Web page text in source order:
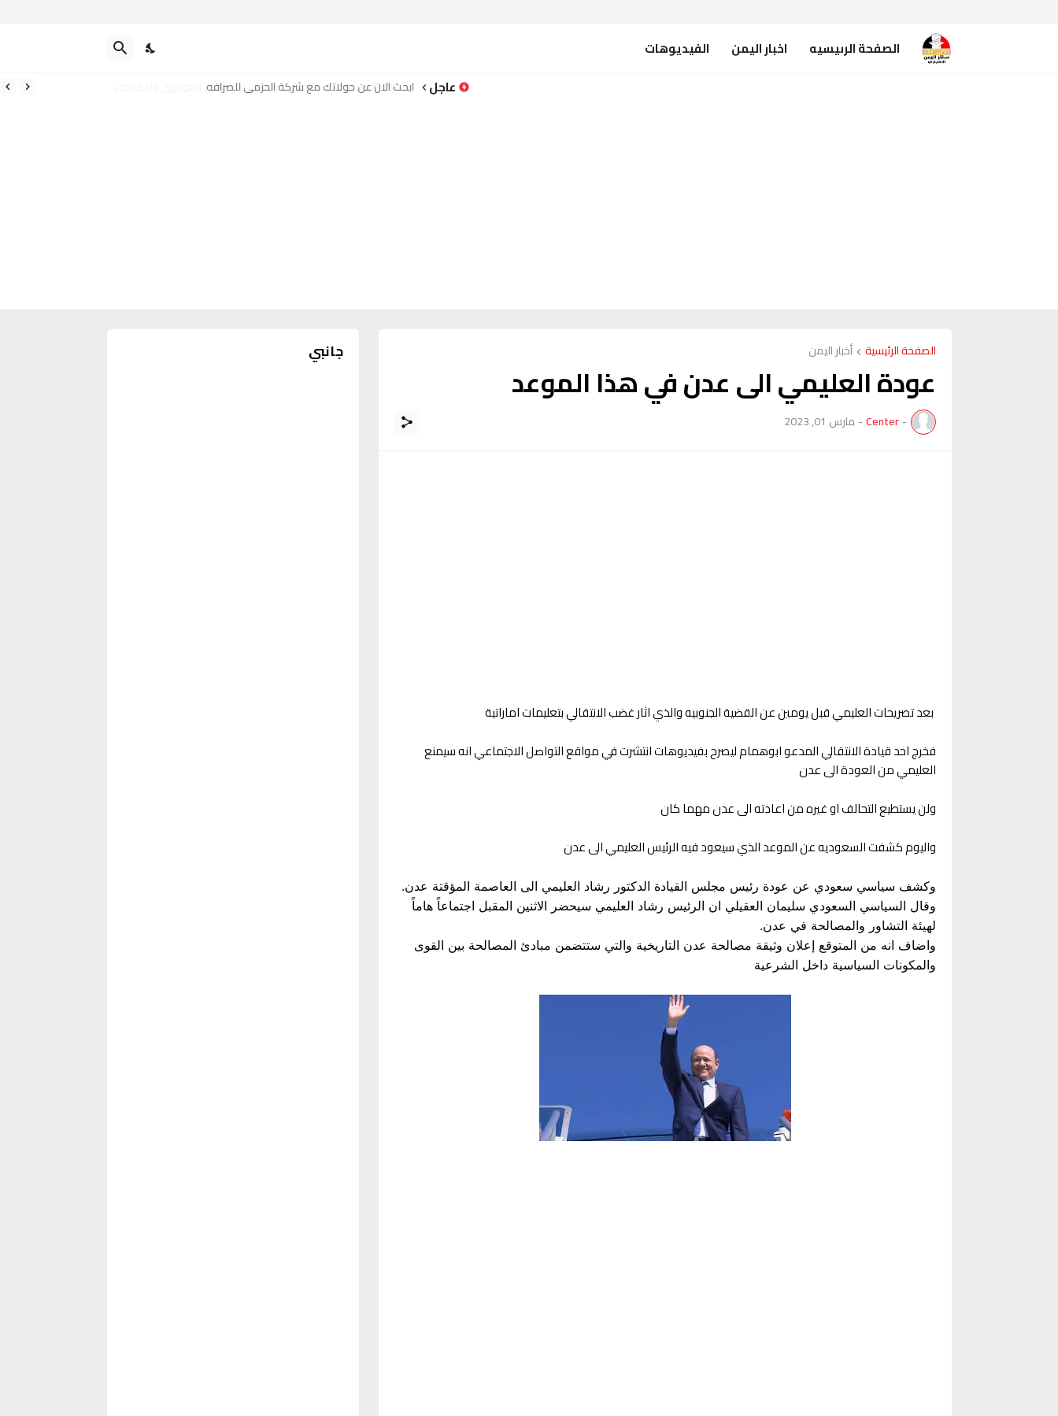
الصفحة الرىيسيه اخبار اليمن
الفيديوهات
عاجل
شاهد بالفيديو محمد الحوثي يرد على مصطفى المومري واحمدحجر
الصفحة الرئيسية أخبار اليمن
عودة العليمي الى عدن في هذا الموعد
-
Center
- مارس 01, 2023
بعد تصريحات العليمي قبل يومين عن القضية الجنوبيه والذي اثار غضب الانتقالي بتعليمات اماراتية
فخرج احد قيادة الانتقالي المدعو ابوهمام ليصرح بفيديوهات انتشرت في مواقع التواصل الاجتماعي انه سيمنع
العليمي من العودة الى عدن
ولن يستطيع التحالف او غيره من اعادته الى عدن مهما كان
واليوم كشفت السعوديه عن الموعد الذي سيعود فيه الرئيس العليمي الى عدن
وكشف سياسي سعودي عن عودة رئيس مجلس القيادة الدكتور رشاد العليمي الى العاصمة المؤقتة عدن.
وقال السياسي السعودي سليمان العقيلي ان الرئيس رشاد العليمي سيحضر الاثنين المقبل اجتماعاً هاماً
لهيئة التشاور والمصالحة في عدن.
واضاف انه من المتوقع إعلان وثيقة مصالحة عدن التاريخية والتي ستتضمن مبادئ المصالحة بين القوى
والمكونات السياسية داخل الشرعية
جانبي